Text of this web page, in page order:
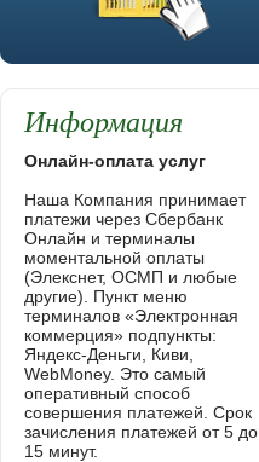
Информация
Онлайн-оплата услуг
Наша Компания принимает
платежи через Сбербанк
Онлайн и терминалы
моментальной оплаты
(Элекснет, ОСМП и любые
другие). Пункт меню
терминалов «Электронная
коммерция» подпункты:
Яндекс-Деньги, Киви,
WebMoney. Это самый
оперативный способ
совершения платежей. Срок
зачисления платежей от 5 до
15 минут.